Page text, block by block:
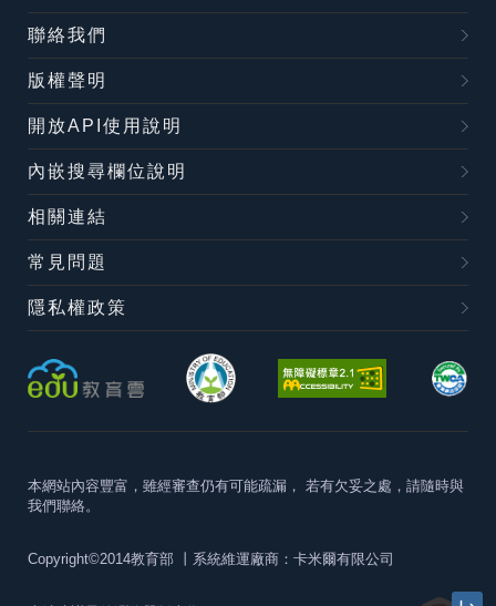
聯絡我們
版權聲明
開放API使用說明
內嵌搜尋欄位說明
相關連結
常見問題
隱私權政策
本網站內容豐富，雖經審查仍有可能疏漏， 若有欠妥之處，請隨時與
我們聯絡。
Copyright©2014教育部 丨系統維運廠商：卡米爾有限公司